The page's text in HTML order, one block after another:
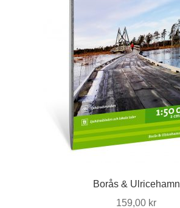
Borås & Ulricehamn
159,00 kr